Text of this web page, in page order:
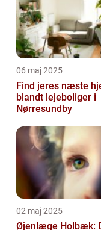
06 maj 2025
Find jeres næste
blandt lejeboliger i
Nørresundby
02 maj 2025
Øjenlæge Holbæk: